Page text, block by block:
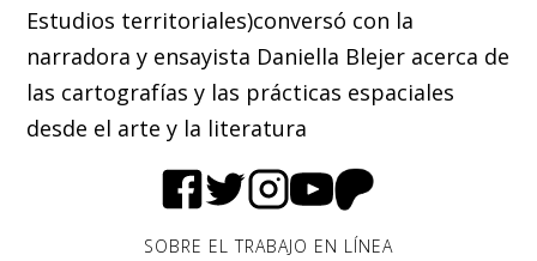
Estudios territoriales)conversó con la
narradora y ensayista Daniella Blejer acerca de
las cartografías y las prácticas espaciales
desde el arte y la literatura
SOBRE EL TRABAJO EN LÍNEA